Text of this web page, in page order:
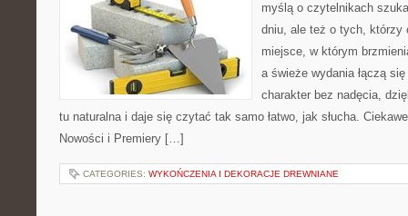
myślą o czytelnikach
dniu, ale też o tych, którzy
miejsce, w którym
a świeże wydania łączą
charakter bez nadęcia,
tu naturalna i daje się czytać tak samo łatwo, jak słucha.
Nowości i Premiery […]
CATEGORIES: WYKOŃCZENIA I DEKORACJE DREWNIANE